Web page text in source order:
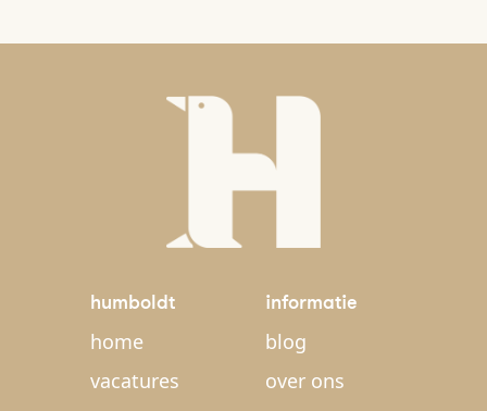
humboldt
home
vacatures
informatie
blog
over ons